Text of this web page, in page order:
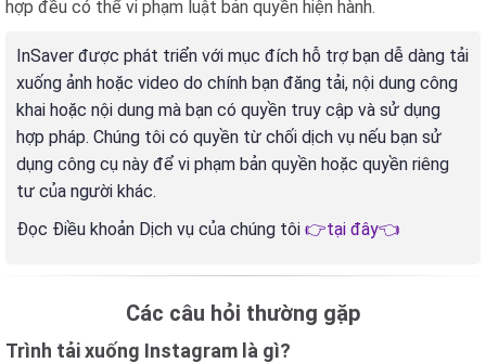
hợp đều có thể vi phạm luật bản quyền hiện hành.
InSaver được phát triển với mục đích hỗ trợ bạn dễ dàng tải
xuống ảnh hoặc video do chính bạn đăng tải, nội dung công
khai hoặc nội dung mà bạn có quyền truy cập và sử dụng
hợp pháp. Chúng tôi có quyền từ chối dịch vụ nếu bạn sử
dụng công cụ này để vi phạm bản quyền hoặc quyền riêng
tư của người khác.
Đọc Điều khoản Dịch vụ của chúng tôi 👉tại đây👈
Các câu hỏi thường gặp
Trình tải xuống Instagram là gì?